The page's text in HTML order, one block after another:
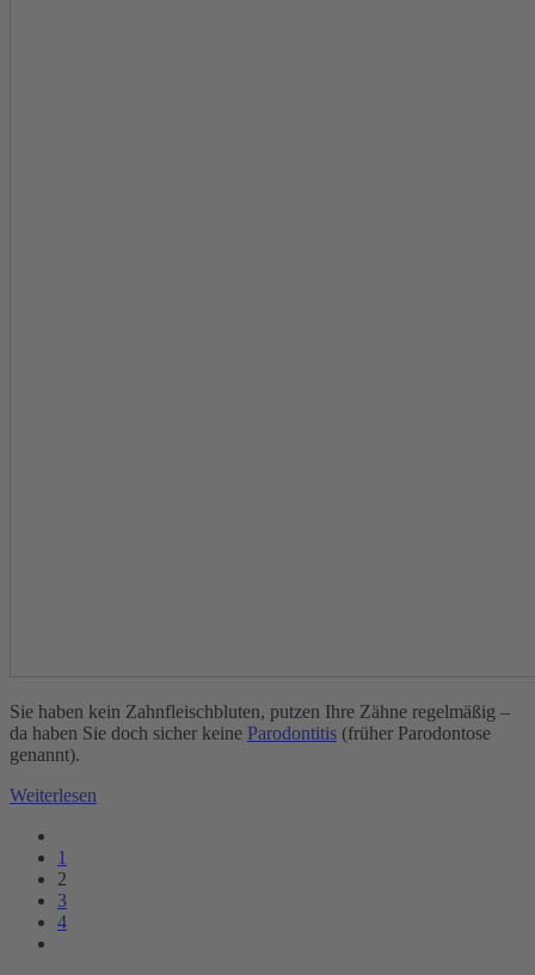
Sie haben kein Zahnfleischbluten, putzen Ihre Zähne regelmäßig –
da haben Sie doch sicher keine Parodontitis (früher Parodontose
genannt).
Weiterlesen
1
2
3
4